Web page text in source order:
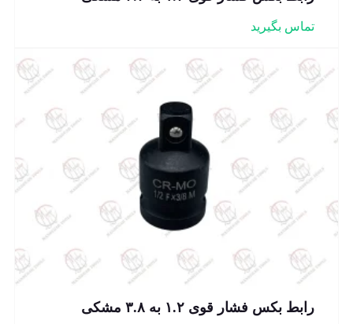
تماس بگیرید
رابط بکس فشار قوی ۱.۲ به ۳.۸ مشکی